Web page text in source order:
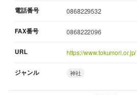
電話番号 0868229532
FAX番号 0868222096
URL https://www.tokumori.or.jp/
ジャンル 神社